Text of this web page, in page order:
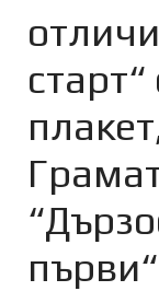
първи“